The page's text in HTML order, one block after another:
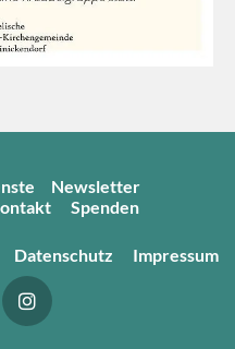
Newsletter
Spenden
Datenschutz Impressum